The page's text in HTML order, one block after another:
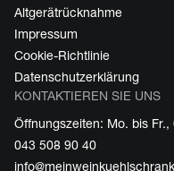
Altgerätrücknahme
Impressum
Cookie-Richtlinie
Datenschutzerklärung
KONTAKTIEREN SIE UNS
Öffnungszeiten: Mo. bis
043 508 90 40